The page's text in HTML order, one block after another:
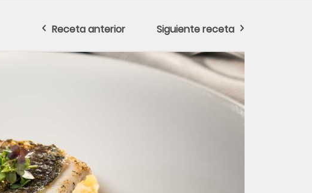
Receta anterior Siguiente receta